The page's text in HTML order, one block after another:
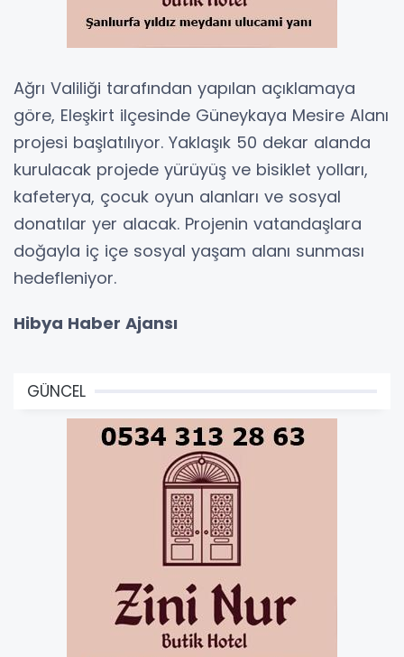
Ağrı Valiliği tarafından yapılan açıklamaya
göre, Eleşkirt ilçesinde Güneykaya Mesire Alanı
projesi başlatılıyor. Yaklaşık 50 dekar alanda
kurulacak projede yürüyüş ve bisiklet yolları,
kafeterya, çocuk oyun alanları ve sosyal
donatılar yer alacak. Projenin vatandaşlara
doğayla iç içe sosyal yaşam alanı sunması
hedefleniyor.
Hibya Haber Ajansı
GÜNCEL